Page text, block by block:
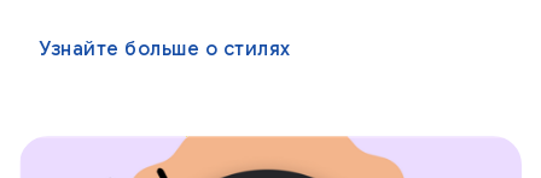
Узнайте больше о стилях